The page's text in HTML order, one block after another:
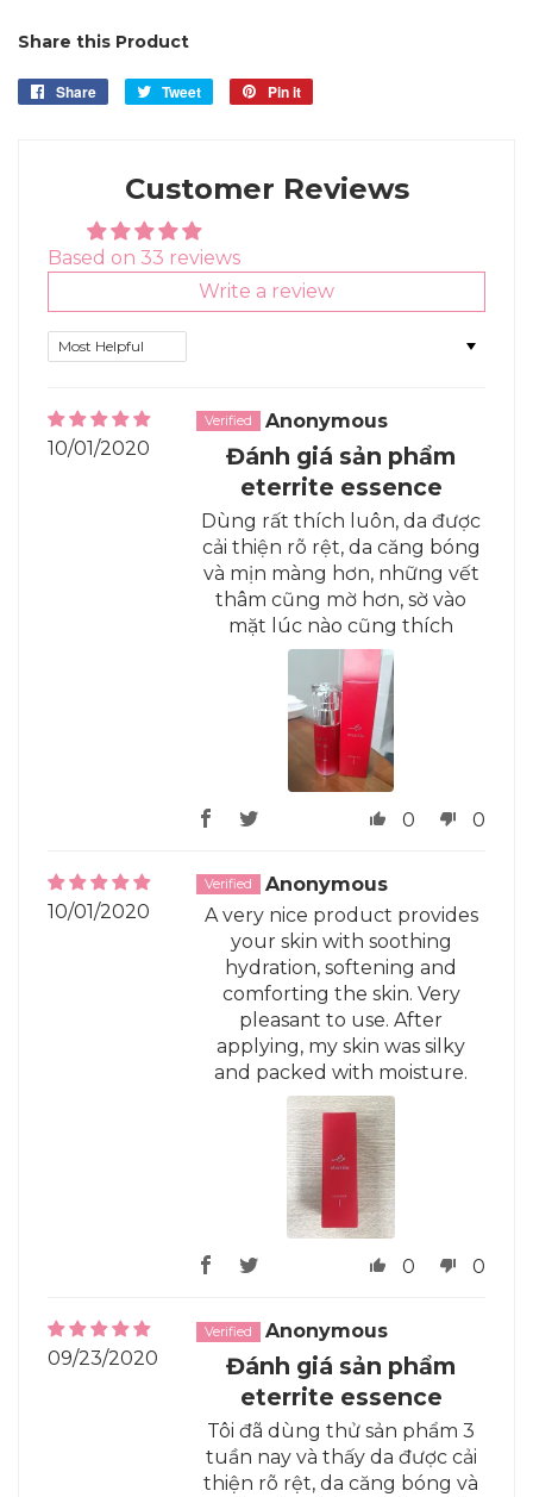
Share this Product
Share
Share
Tweet
Tweet
Pin it
Customer Reviews
Based on 33 reviews
Write a review
10/01/2020
Anonymous
Đánh giá sản phẩm
eterrite essence
Dùng rất thích luôn, da được
cải thiện rõ rệt, da căng bóng
và mịn màng hơn, những vết
thâm cũng mờ hơn, sờ vào
mặt lúc nào cũng thích
0 0
10/01/2020
Anonymous
A very nice product provides
your skin with soothing
hydration, softening and
comforting the skin. Very
pleasant to use. After
applying, my skin was silky
and packed with moisture.
0 0
09/23/2020
Anonymous
Đánh giá sản phẩm
eterrite essence
Tôi đã dùng thử sản phẩm 3
tuần nay và thấy da được cải
thiện rõ rệt, da căng bóng và